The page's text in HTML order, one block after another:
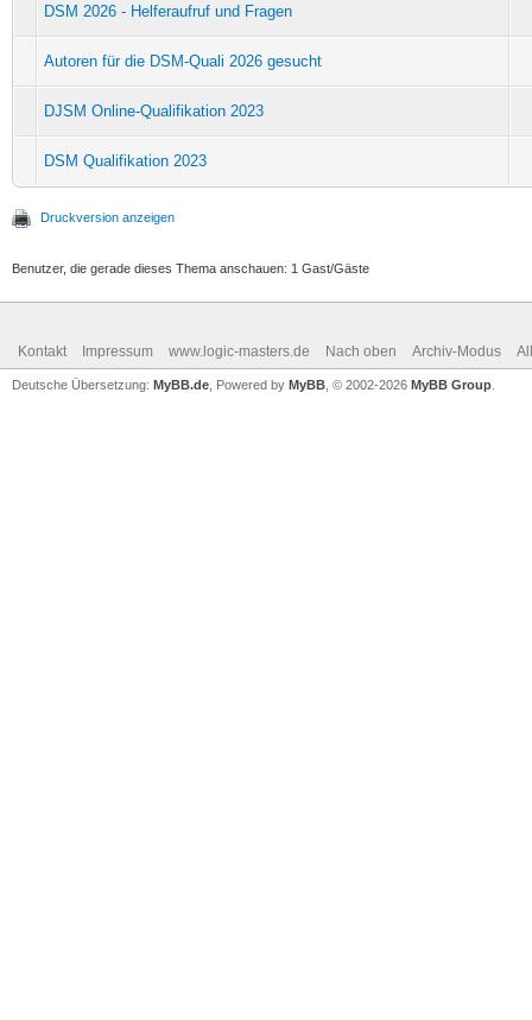
DSM 2026 - Helferaufruf und Fragen
Autoren für die DSM-Quali 2026 gesucht
DJSM Online-Qualifikation 2023
DSM Qualifikation 2023
Druckversion anzeigen
Benutzer, die gerade dieses Thema anschauen: 1 Gast/Gäste
Kontakt Impressum www.logic-masters.de Nach oben Archiv-Modus
Deutsche Übersetzung: MyBB.de , Powered by MyBB , © 2002-2026 MyBB Group